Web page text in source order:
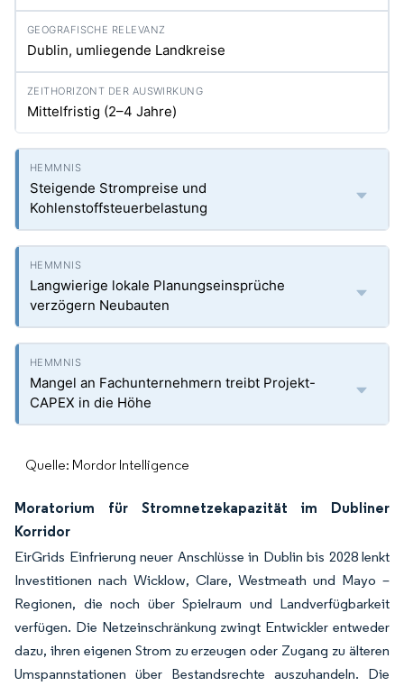
Dublin, umliegende Landkreise
Mittelfristig (2–4 Jahre)
Steigende Strompreise und
Kohlenstoffsteuerbelastung
Langwierige lokale Planungseinsprüche
verzögern Neubauten
Mangel an Fachunternehmern treibt Projekt-
CAPEX in die Höhe
Quelle: Mordor Intelligence
Moratorium für Stromnetzekapazität im Dubliner
Korridor
EirGrids Einfrierung neuer Anschlüsse in Dublin bis 2028 lenkt
Investitionen nach Wicklow, Clare, Westmeath und Mayo –
Regionen, die noch über Spielraum und Landverfügbarkeit
verfügen. Die Netzeinschränkung zwingt Entwickler entweder
dazu, ihren eigenen Strom zu erzeugen oder Zugang zu älteren
Umspannstationen über Bestandsrechte auszuhandeln. Die